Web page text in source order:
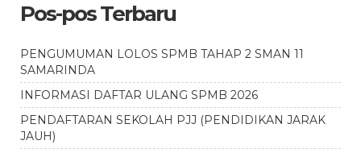
Pos-pos Terbaru
PENGUMUMAN LOLOS SPMB TAHAP 2 SMAN 11
SAMARINDA
INFORMASI DAFTAR ULANG SPMB 2026
PENDAFTARAN SEKOLAH PJJ (PENDIDIKAN JARAK
JAUH)